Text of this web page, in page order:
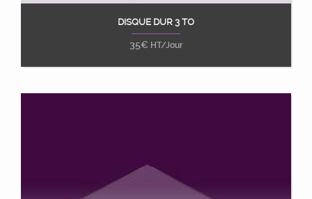
Ajouter au panier
DISQUE DUR 3 TO
35€ HT/Jour